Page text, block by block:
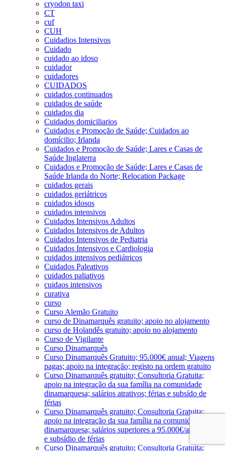
cryodon taxi
CT
cuf
CUH
Cuidadios Intensivos
Cuidado
cuidado ao idoso
cuidador
cuidadores
CUIDADOS
cuidados continuados
cuidados de saúde
cuidados dia
Cuidados domiciliarios
Cuidados e Promoção de Saúde; Cuidados ao
domícilio; Irlanda
Cuidados e Promoção de Saúde; Lares e Casas de
Saúde Inglaterra
Cuidados e Promoção de Saúde; Lares e Casas de
Saúde Irlanda do Norte; Relocation Package
cuidados gerais
cuidados geriátricos
cuidados idosos
cuidados intensivos
Cuidados Intensivos Adultos
Cuidados Intensivos de Adultos
Cuidados Intensivos de Pediatria
Cuidados Intensivos e Cardiologia
cuidados intensivos pediátricos
Cuidados Paleativos
cuidados paliativos
cuidaos intensivos
curativa
curso
Curso Alemão Gratuito
curso de Dinamarquês gratuito; apoio no alojamento
curso de Holandês gratuito; apoio no alojamento
Curso de Vigilante
Curso Dinamarquês
Curso Dinamarquês Gratuito; 95.000€ anual; Viagens
pagas; apoio na integração; registo na ordem gratuito
Curso Dinamarquês gratuito; Consultoria Gratuita;
apoio na integração da sua família na comunidade
dinamarquesa; salários atrativos; férias e subsído de
férias
Curso Dinamarquês gratuito; Consultoria Gratuita;
apoio na integração da sua família na comunidade
dinamarquesa; salários superiores a 95.000€/ano; férias
e subsídio de férias
Curso Dinamarquês gratuito; Consultoria Gratuita;